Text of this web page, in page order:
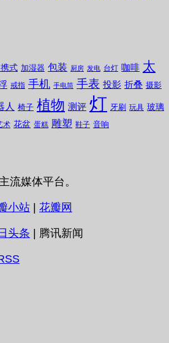
式 加湿器 包装 厨房 发电 台灯 咖啡 太
戒指 手机 手电筒 手表 投影 折叠 摄影
人 椅子 植物 测评 灯 牙刷 玩具 玻璃
术 花盆 蛋糕 雕塑 鞋子 音响
流媒体平台。
小站 | 花瓣网
头条 | 腾讯新闻